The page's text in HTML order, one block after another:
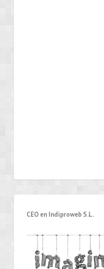
CEO en Indiproweb S.L.